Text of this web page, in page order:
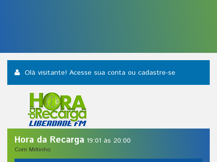
Olá visitante! Acesse sua conta ou cadastre-se
Hora da Recarga 19:01 às 20:00
Com Miltinho